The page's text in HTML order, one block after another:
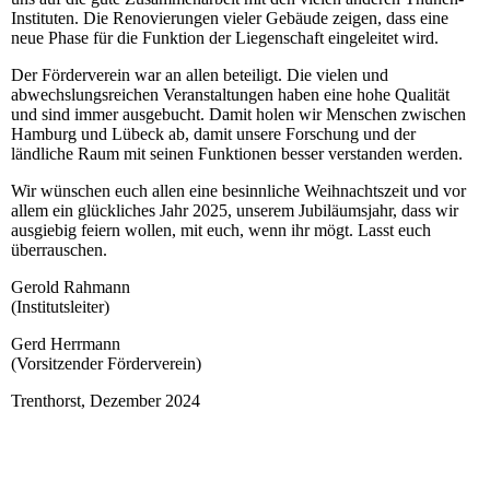
Instituten. Die Renovierungen vieler Gebäude zeigen, dass eine
neue Phase für die Funktion der Liegenschaft eingeleitet wird.
Der Förderverein war an allen beteiligt. Die vielen und
abwechslungsreichen Veranstaltungen haben eine hohe Qualität
und sind immer ausgebucht. Damit holen wir Menschen zwischen
Hamburg und Lübeck ab, damit unsere Forschung und der
ländliche Raum mit seinen Funktionen besser verstanden werden.
Wir wünschen euch allen eine besinnliche Weihnachtszeit und vor
allem ein glückliches Jahr 2025, unserem Jubiläumsjahr, dass wir
ausgiebig feiern wollen, mit euch, wenn ihr mögt. Lasst euch
überrauschen.
Gerold Rahmann
(Institutsleiter)
Gerd Herrmann
(Vorsitzender Förderverein)
Trenthorst, Dezember 2024